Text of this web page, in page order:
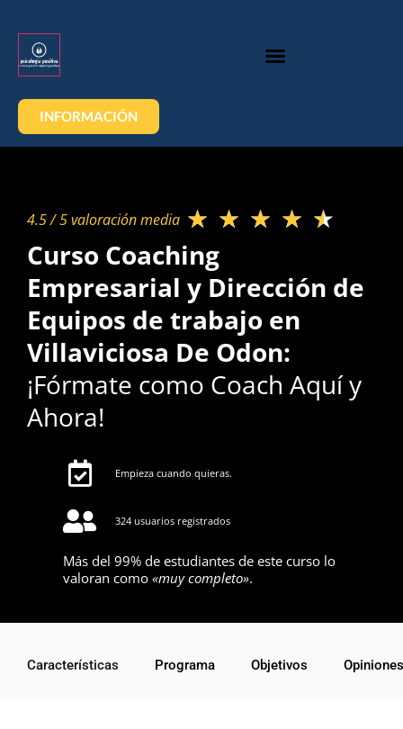
INFORMACIÓN
4.5 / 5 valoración media​ ★ ★ ★ ★ ★
Curso Coaching
Empresarial y Dirección de
Equipos de trabajo en
Villaviciosa De Odon:
¡Fórmate como Coach Aquí y
Ahora!
Empieza cuando quieras.
324 usuarios registrados
Más del 99% de estudiantes de este curso lo
valoran como «muy completo».
Características Programa Objetivos Opiniones